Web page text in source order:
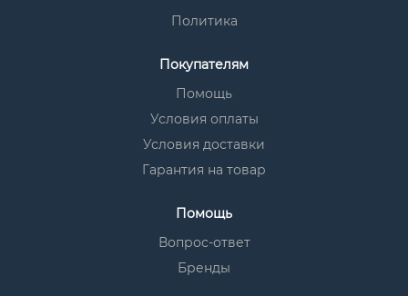
Политика
Покупателям
Помощь
Условия оплаты
Условия доставки
Гарантия на товар
Помощь
Вопрос-ответ
Бренды